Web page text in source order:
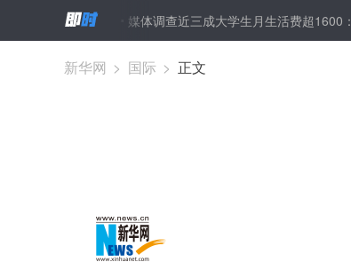
媒体调查近三成大学生月生活费超1600：部分人
新华网 > 国际 > 正文